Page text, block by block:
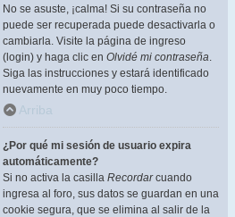
No se asuste, ¡calma! Si su contraseña no
puede ser recuperada puede desactivarla o
cambiarla. Visite la página de ingreso
(login) y haga clic en Olvidé mi contraseña.
Siga las instrucciones y estará identificado
nuevamente en muy poco tiempo.
Arriba
¿Por qué mi sesión de usuario expira
automáticamente?
Si no activa la casilla Recordarcuando
ingresa al foro, sus datos se guardan en una
cookie segura, que se elimina al salir de la